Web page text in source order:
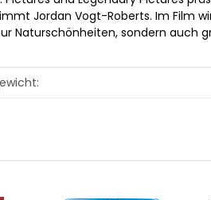
Jordan Vogt-Roberts. Im Film
Naturschönheiten, sondern auch